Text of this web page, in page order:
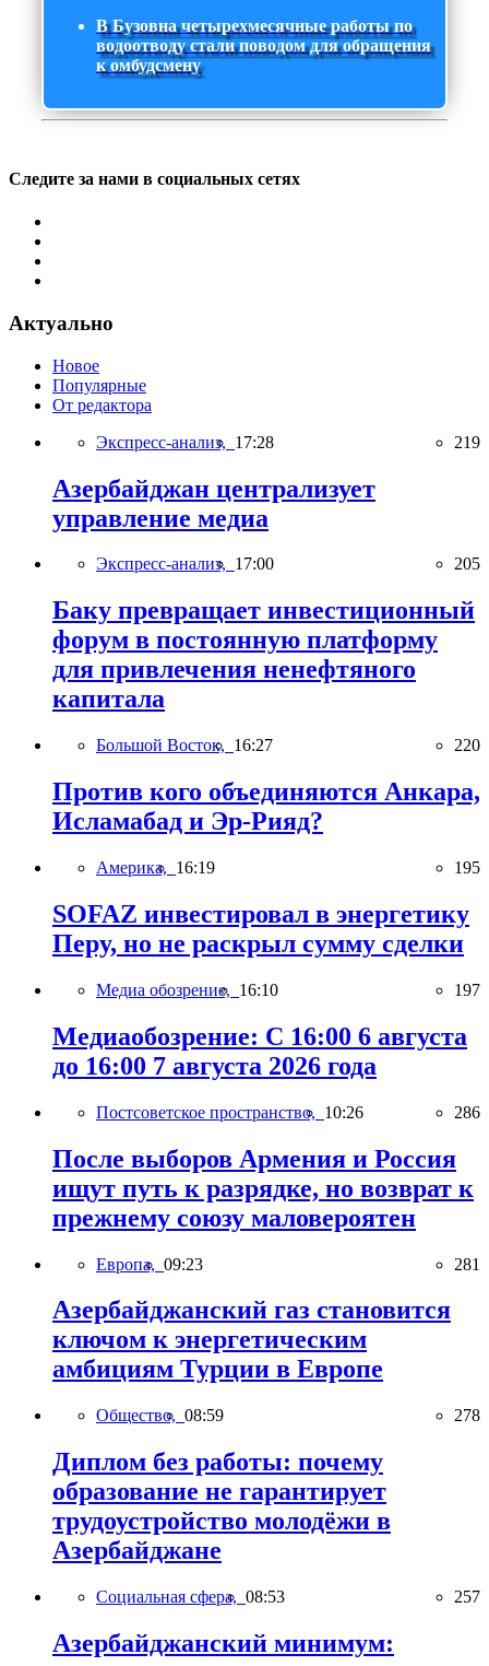
В Бузовна четырехмесячные работы по
водоотводу стали поводом для обращения
к омбудсмену
Следите за нами в социальных сетях
Актуально
Новое
Популярные
От редактора
Экспресс-анализ, 17:28 219
Азербайджан централизует
управление медиа
Экспресс-анализ, 17:00 205
Баку превращает инвестиционный
форум в постоянную платформу
для привлечения ненефтяного
капитала
Большой Восток, 16:27 220
Против кого объединяются Анкара,
Исламабад и Эр-Рияд?
Америка, 16:19 195
SOFAZ инвестировал в энергетику
Перу, но не раскрыл сумму сделки
Медиа обозрение, 16:10 197
Медиаобозрение: С 16:00 6 августа
до 16:00 7 августа 2026 года
Постсоветское пространство, 10:26 286
После выборов Армения и Россия
ищут путь к разрядке, но возврат к
прежнему союзу маловероятен
Европа, 09:23 281
Азербайджанский газ становится
ключом к энергетическим
амбициям Турции в Европе
Общество, 08:59 278
Диплом без работы: почему
образование не гарантирует
трудоустройство молодёжи в
Азербайджане
Социальная сфера, 08:53 257
Азербайджанский минимум: